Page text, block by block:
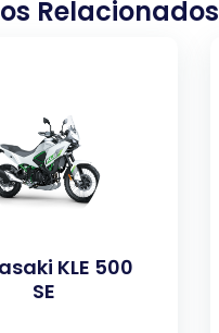
Relacionados
KLE 500
SE